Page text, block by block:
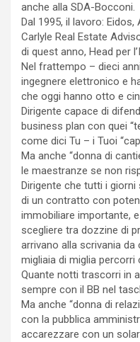
anche alla SDA-Bocconi.
Dal 1995, il lavoro: Eidos,
Carlyle Real Estate
di quest anno, Head per
Nel frattempo – dieci
ingegnere elettronico e
che oggi hanno otto e
Dirigente capace di
business plan con quei
come dici Tu – i Tuoi
Ma anche “donna di
le maestranze se non
Dirigente che tutti i
di un contratto con
immobiliare importante,
scegliere tra dozzine di
arrivano alla scrivania da
migliaia di miglia percorri
Quante notti trascorri in
sempre con il BB nel
Ma anche “donna di
con la pubblica
accarezzare con un